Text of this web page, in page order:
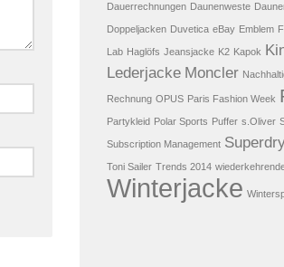
Dauerrechnungen Daunenweste
Doppeljacken Duvetica eBay Emblem
Lab Haglöfs Jeansjacke K2 Kapok
Lederjacke Moncler
Rechnung OPUS Paris Fashion Week
Partykleid Polar Sports Puffer s.Oliver
Subscription Management
Toni Sailer Trends 2014
Winterjacke